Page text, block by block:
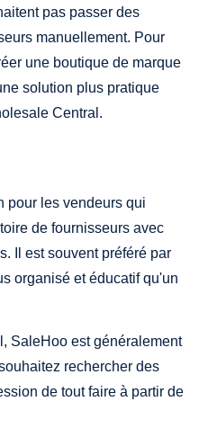
pas passer des
manuellement. Pour
une boutique de marque
solution plus pratique
Central.
pour les vendeurs qui
de fournisseurs avec
Il est souvent préféré par
organisé et éducatif qu'un
SaleHoo est généralement
rechercher des
de tout faire à partir de